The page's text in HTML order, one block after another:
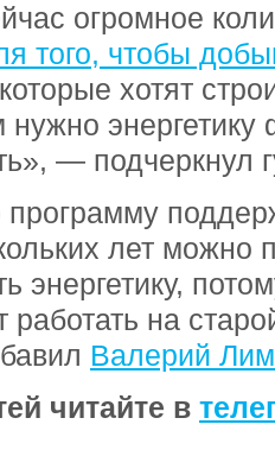
огромное
того, чтобы
хотят
энергетику
— подчеркнул
программу
лет можно
энергетику,
на
Валерий
читайте в